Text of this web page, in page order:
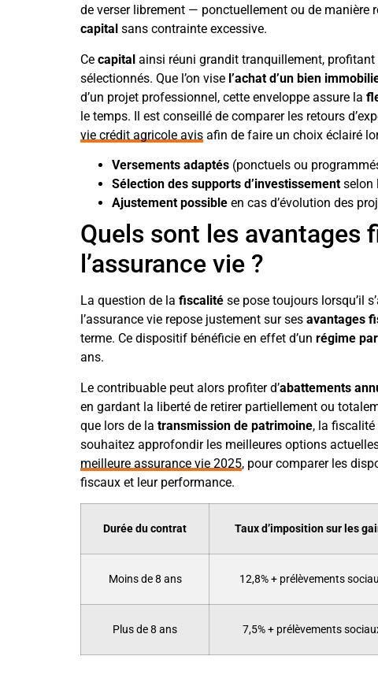
de verser librement — ponctuellement ou de manière
capital sans contrainte excessive.
Ce capital ainsi réuni grandit tranquillement,
sélectionnés. Que l’on vise l’achat d’un bien
d’un projet professionnel, cette enveloppe assure la
le temps. Il est conseillé de comparer les retours
vie crédit agricole avis afin de faire un choix éclairé
Versements adaptés (ponctuels ou
Sélection des supports d’investissement selon
Ajustement possible en cas d’évolution des
Quels sont les avantages
l’assurance vie ?
La question de la fiscalité se pose toujours lorsqu’il
l’assurance vie repose justement sur ses avantages
terme. Ce dispositif bénéficie en effet d’un régime
ans.
Le contribuable peut alors profiter d’abattements
en gardant la liberté de retirer partiellement ou
que lors de la transmission de patrimoine, la
souhaitez approfondir les meilleures options
meilleure assurance vie 2025, pour comparer les
fiscaux et leur performance.
Durée du contrat Taux d’imposition sur les
Moins de 8 ans 12,8% + prélèvements
Plus de 8 ans 7,5% + prélèvements